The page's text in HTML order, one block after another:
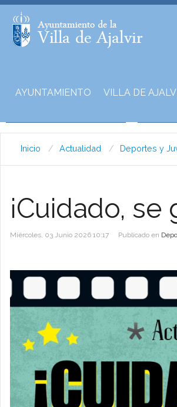
AYUNTAMIENTO VILLA DE
Inicio Actualidad Deportes y
¡Cuidado, se
Miércoles, 03 Junio 2026 10:17 Publicado en